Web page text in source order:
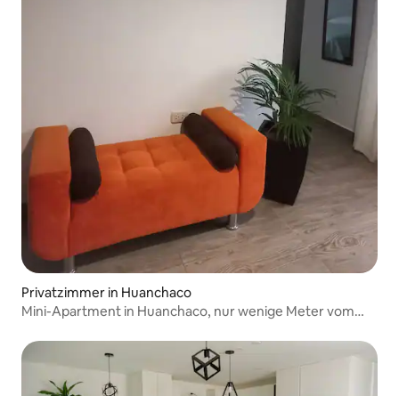
Privatzimmer in Huanchaco
Mini-Apartment in Huanchaco, nur wenige Meter vom